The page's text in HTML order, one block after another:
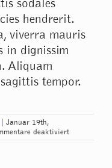
sodales
hendrerit.
viverra mauris
in dignissim
Aliquam
tempor.
Januar 19th,
deaktiviertfür
Aenean